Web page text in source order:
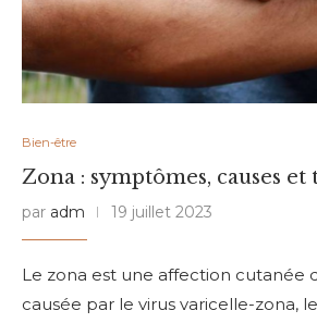
Bien-être
Zona : symptômes, causes
par adm 19 juillet 2023
Le zona est une affection cutanée
causée par le virus varicelle-zona,